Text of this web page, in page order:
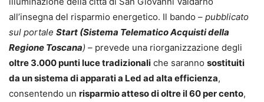
all’insegna del risparmio energetico. Il bando – pubblicato
sul portale Start (Sistema Telematico Acquisti della
Regione Toscana) – prevede una riorganizzazione degli
oltre 3.000 punti luce tradizionali che saranno sostituiti
da un sistema di apparati a Led ad alta efficienza,
consentendo un risparmio atteso di oltre il 60 per cento,